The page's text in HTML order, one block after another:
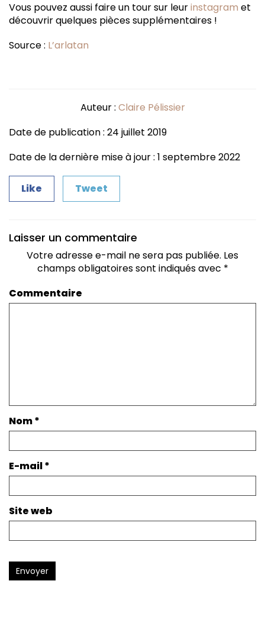
Vous pouvez aussi faire un tour sur leurinstagram et
découvrir quelques pièces supplémentaires !
Source : L’arlatan
Auteur : Claire Pélissier
Date de publication : 24 juillet 2019
Date de la dernière mise à jour : 1 septembre 2022
Like Tweet
Laisser un commentaire
Votre adresse e-mail ne sera pas publiée. Les
champs obligatoires sont indiqués avec *
Commentaire
Nom*
E-mail*
Site web
Envoyer